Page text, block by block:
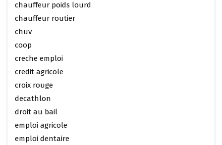
chauffeur poids lourd
chauffeur routier
chuv
coop
creche emploi
credit agricole
croix rouge
decathlon
droit au bail
emploi agricole
emploi dentaire